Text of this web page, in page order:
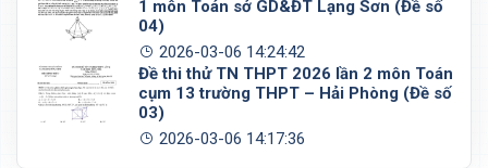
1 môn Toán sở GD&ĐT Lạng Sơn (Đề số
04)
2026-03-06 14:24:42
Đề thi thử TN THPT 2026 lần 2 môn Toán
cụm 13 trường THPT – Hải Phòng (Đề số
03)
2026-03-06 14:17:36